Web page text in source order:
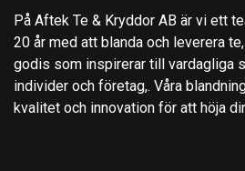
På Aftek Te & Kryddor AB är vi ett
20 år med att blanda och leverera
godis som inspirerar till vardagliga
individer och företag,. Våra
kvalitet och innovation för att höja